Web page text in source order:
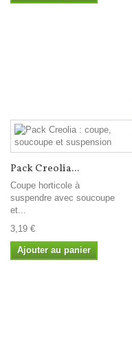
Pack Creolia...
Coupe horticole à
suspendre avec soucoupe
et...
3,19 €
Ajouter au panier